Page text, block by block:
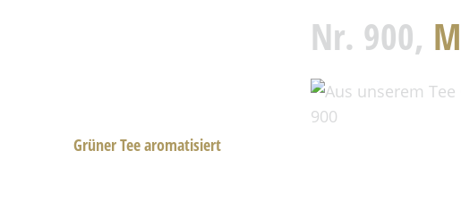
Nr. 900,
Grüner Tee aromatisiert